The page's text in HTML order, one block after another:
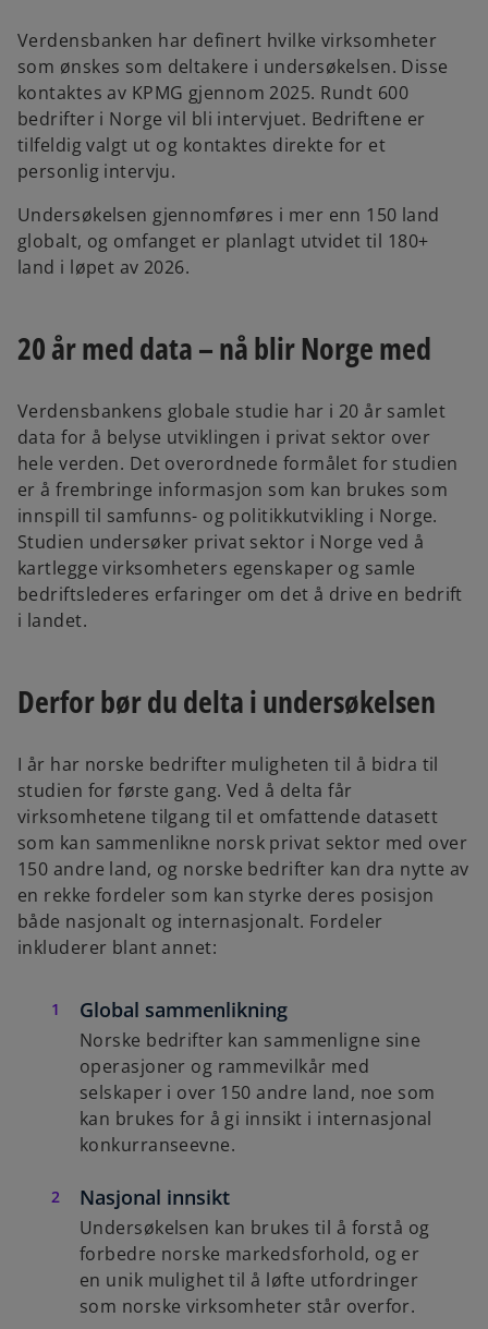
i
n
a
n
e
a
b
Verdensbanken har definert hvilke virksomheter
som ønskes som deltakere i undersøkelsen. Disse
kontaktes av KPMG gjennom 2025. Rundt 600
bedrifter i Norge vil bli intervjuet. Bedriftene er
tilfeldig valgt ut og kontaktes direkte for et
personlig intervju.
Undersøkelsen gjennomføres i mer enn 150 land
globalt, og omfanget er planlagt utvidet til 180+
land i løpet av 2026.
20 år med data – nå blir Norge med
Verdensbankens globale studie har i 20 år samlet
data for å belyse utviklingen i privat sektor over
hele verden. Det overordnede formålet for studien
er å frembringe informasjon som kan brukes som
innspill til samfunns- og politikkutvikling i Norge.
Studien undersøker privat sektor i Norge ved å
kartlegge virksomheters egenskaper og samle
bedriftslederes erfaringer om det å drive en bedrift
i landet.
Derfor bør du delta i undersøkelsen
I år har norske bedrifter muligheten til å bidra til
studien for første gang. Ved å delta får
virksomhetene tilgang til et omfattende datasett
som kan sammenlikne norsk privat sektor med over
150 andre land, og norske bedrifter kan dra nytte av
en rekke fordeler som kan styrke deres posisjon
både nasjonalt og internasjonalt. Fordeler
inkluderer blant annet:
Global sammenlikning
Norske bedrifter kan sammenligne sine
operasjoner og rammevilkår med
selskaper i over 150 andre land, noe som
kan brukes for å gi innsikt i internasjonal
konkurranseevne.
Nasjonal innsikt
Undersøkelsen kan brukes til å forstå og
forbedre norske markedsforhold, og er
en unik mulighet til å løfte utfordringer
som norske virksomheter står overfor.